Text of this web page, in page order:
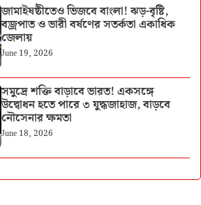
জামাইষষ্ঠীতেও ভিজবে বাংলা! ঝড়-বৃষ্টি,
বজ্রপাত ও ভারী বর্ষণের সতর্কতা একাধিক
জেলায়
June 19, 2026
সমুদ্রে শক্তি বাড়াবে ভারত! একসঙ্গে
উদ্বোধন হতে পারে ৩ যুদ্ধজাহাজ, বাড়বে
নৌসেনার ক্ষমতা
June 18, 2026